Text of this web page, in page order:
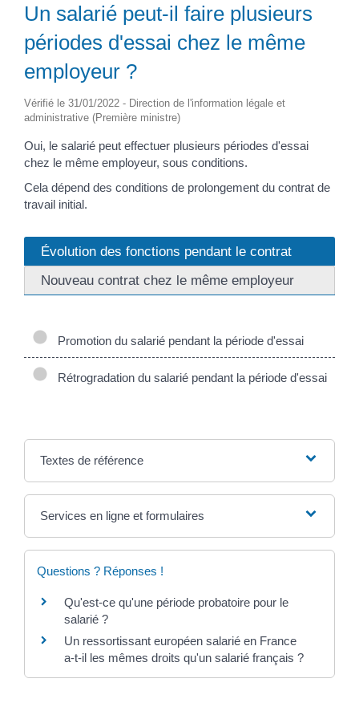
Un salarié peut-il faire plusieurs
périodes d'essai chez le même
employeur ?
Vérifié le 31/01/2022 - Direction de l'information légale et
administrative (Première ministre)
Oui, le salarié peut effectuer plusieurs périodes d'essai
chez le même employeur, sous conditions.
Cela dépend des conditions de prolongement du contrat de
travail initial.
Évolution des fonctions pendant le contrat
Nouveau contrat chez le même employeur
Promotion du salarié pendant la période d'essai
Rétrogradation du salarié pendant la période d'essai
Textes de référence
Services en ligne et formulaires
Questions ? Réponses !
Qu'est-ce qu'une période probatoire pour le
salarié ?
Un ressortissant européen salarié en France
a-t-il les mêmes droits qu'un salarié français ?